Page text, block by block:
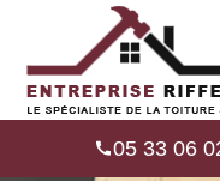
05 33 06